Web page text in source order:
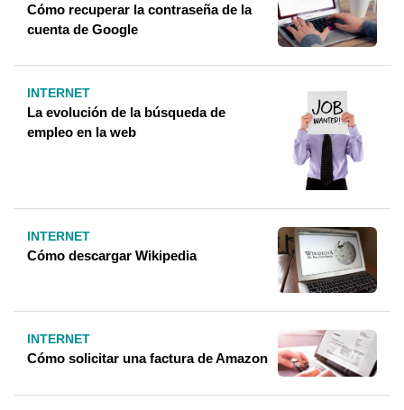
Cómo recuperar la contraseña de la
cuenta de Google
INTERNET
La evolución de la búsqueda de
empleo en la web
INTERNET
Cómo descargar Wikipedia
INTERNET
Cómo solicitar una factura de Amazon